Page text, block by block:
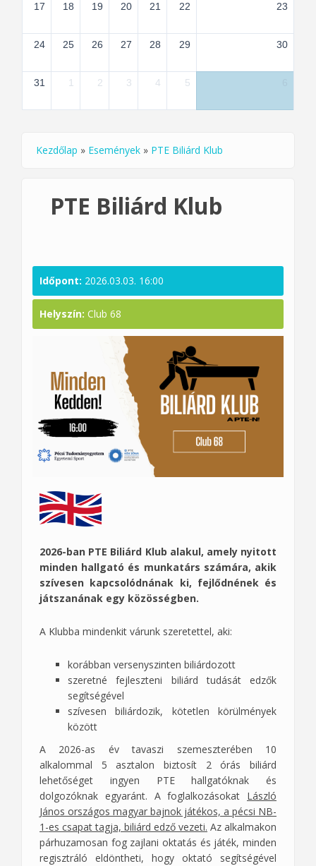
17 18 19 20 21 22 23
24 25 26 27 28 29 30
31 1 2 3 4 5
Jelenlegi hely
Kezdőlap » Események » PTE Biliárd Klub
PTE Biliárd Klub
Időpont: 2026.03.03. 16:00
Helyszín: Club 68
2026-ban PTE Biliárd Klub alakul, amely nyitott
minden hallgató és munkatárs számára, akik
szívesen kapcsolódnának ki, fejlődnének és
játszanának egy közösségben.
A Klubba mindenkit várunk szeretettel, aki:
korábban versenyszinten biliárdozott
szeretné fejleszteni biliárd tudását edzők
segítségével
szívesen biliárdozik, kötetlen körülmények
között
A 2026-as év tavaszi szemeszterében 10
alkalommal 5 asztalon biztosít 2 órás biliárd
lehetőséget ingyen PTE hallgatóknak és
dolgozóknak egyaránt. A foglalkozásokat László
János országos magyar bajnok játékos, a pécsi NB-
1-es csapat tagja, biliárd edző vezeti. Az alkalmakon
párhuzamosan fog zajlani oktatás és játék, minden
regisztráló eldöntheti, hogy oktató segítségével